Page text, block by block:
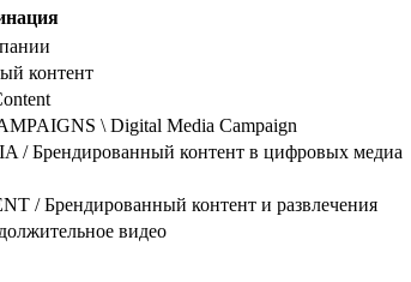
контент
\ Digital Media Campaign
Брендированный контент в цифровых медиа
/ Брендированный контент и развлечения
видео